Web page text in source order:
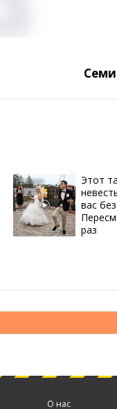
Этот
вас
раз
О нас